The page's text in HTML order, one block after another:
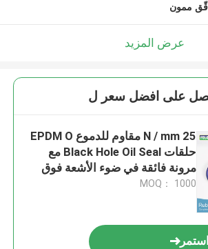
ممون
عرض المزيد
على افضل سعر ل
25 N / mm مقاوم للدموع EPDM O
حلقات Black Hole Oil Seal مع
مرونة فائقة في ضوء الأشعة فوق
البنفسجية منخفضة درجة الحرارة
MOQ： 1000
استمر